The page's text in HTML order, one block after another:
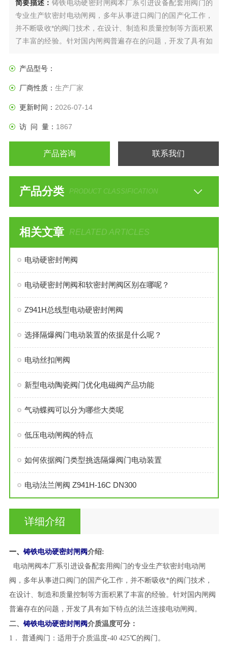
简要描述： 铸铁电动硬密封闸阀本厂系引进设备配套用阀门的
专业生产软密封电动闸阀，多年从事进口阀门的国产化工作，
并不断吸收*的阀门技术，在设计、制造和质量控制等方面积累
了丰富的经验。针对国内闸阀普遍存在的问题，开发了具有如
产品型号：
厂商性质： 生产厂家
更新时间： 2026-07-14
访 问 量： 1867
产品咨询 联系我们
产品分类 PRODUCT CLASSIFICATION
相关文章 RELATED ARTICLES
电动硬密封闸阀
电动硬密封闸阀和软密封闸阀区别在哪呢？
Z941H总线型电动硬密封闸阀
选择隔爆阀门电动装置的依据是什么呢？
电动丝扣闸阀
新型电动陶瓷阀门优化电磁阀产品功能
气动蝶阀可以分为哪些大类呢
低压电动闸阀的特点
如何依据阀门类型挑选隔爆阀门电动装置
电动法兰闸阀 Z941H-16C DN300
详细介绍
一、 铸铁电动硬密封闸阀介绍:
电动闸阀本厂系引进设备配套用阀门的专业生产软密封电动闸
阀，多年从事进口阀门的国产化工作，并不断吸收*的阀门技术，
在设计、制造和质量控制等方面积累了丰富的经验。针对国内闸阀
普遍存在的问题，开发了具有如下特点的法兰连接电动闸阀。
二、 铸铁电动硬密封闸阀介质温度可分：
1． 普通阀门：适用于介质温度-40 425℃的阀门。